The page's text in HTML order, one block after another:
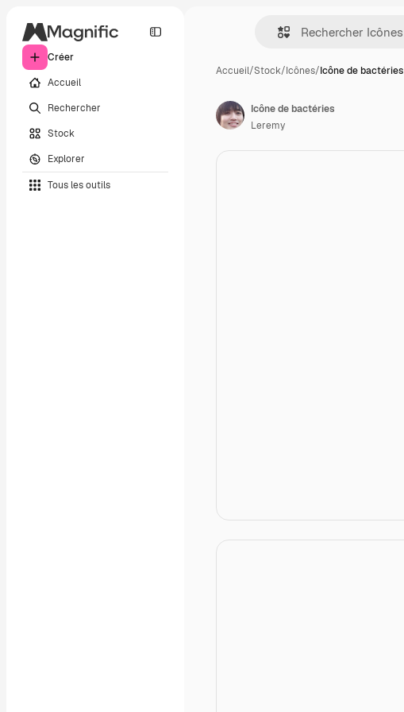
Créer
Accueil
Rechercher
Stock
Explorer
Tous les outils
Accueil/Stock/Icônes/Icône de bactéries
Icône de bactéries
Leremy